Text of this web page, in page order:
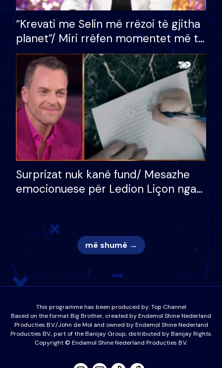
“Krevati me Selin më rrëzoi të gjitha
planet”/ Miri rrëfen momentet më të
bukura në shtëpinë e BB VIP: Do më
mungojë zilja e mëngjesit kur…
Surprizat nuk kanë fund/ Mesazhe
emocionuese për Ledion Liçon nga
nuk i mban dot lotët: Nuk meritoj…
më shumë →
This programme has been produced by:Top Channel
Based on the format Big Brother, created by Endemol Shine Nederland
Producties B.V./John de Mol and owned by Endemol Shine Nederland
Producties BV., part of the Banijay Group, distributed by Banijay Rights.
Copyright © Endamol Shine Nederland Producties B.V.